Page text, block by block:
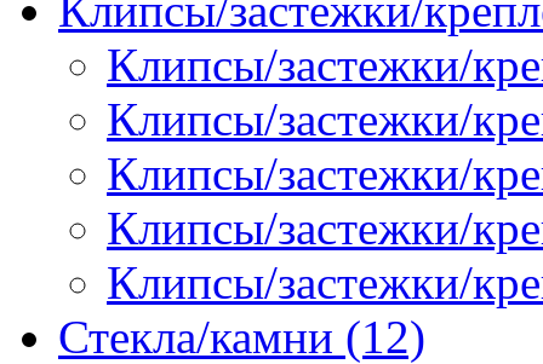
Клипсы/застежки/
Клипсы/застежки/
Клипсы/застежки/
Клипсы/застежки/
Клипсы/застежки/
Стекла/камни (12)